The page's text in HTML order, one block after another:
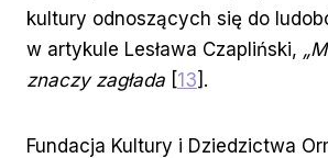
kultury odnoszących się do
w artykule Lesława Czapliński,
znaczy zagłada [13].
Fundacja Kultury i Dziedzictwa